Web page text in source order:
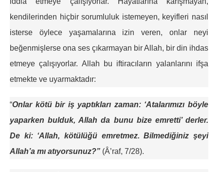
kendilerinden hiçbir sorumluluk istemeyen, keyifleri nasıl
isterse öylece yaşamalarına izin veren, onlar neyi
beğenmişlerse ona ses çıkarmayan bir Allah, bir din ihdas
etmeye çalışıyorlar. Allah bu iftiracıların yalanlarını ifşa
etmekte ve uyarmaktadır:
“Onlar kötü bir iş yaptıkları zaman: ‘Atalarımızı böyle
yaparken bulduk, Allah da bunu bize emretti’ derler.
De ki: ‘Allah, kötülüğü emretmez. Bilmediğiniz şeyi
Allah’a mı atıyorsunuz?” (Â’raf, 7/28).